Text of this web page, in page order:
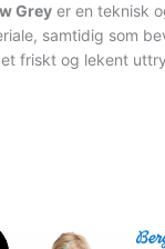
Grey er en teknisk
samtidig som
friskt og lekent